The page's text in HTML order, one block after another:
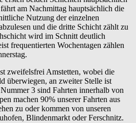
am Nachmittag hauptsächlich die
Nutzung der einzelnen
und die dritte Schicht zählt zu
wird im Schnitt deutlich
frequentierten Wochentagen zählen
zweifelsfrei Amstetten, wobei die
überwiegen, an zweiter Stelle ist
3 sind Fahrten innerhalb von
machen 90% unserer Fahrten aus
zu oder kommen von unseren
Blindenmarkt oder Ferschnitz.